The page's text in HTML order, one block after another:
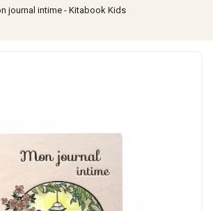
journal intime - Kitabook Kids